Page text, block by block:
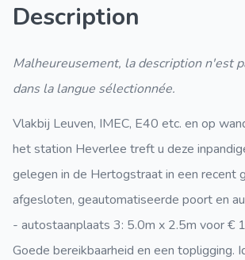
Description
Malheureusement, la description n'est
dans la langue sélectionnée.
Vlakbij Leuven, IMEC, E40 etc. en op
het station Heverlee treft u deze
gelegen in de Hertogstraat in een recent
afgesloten, geautomatiseerde poort en
- autostaanplaats 3: 5.0m x 2.5m voor €
Goede bereikbaarheid en een topligging.